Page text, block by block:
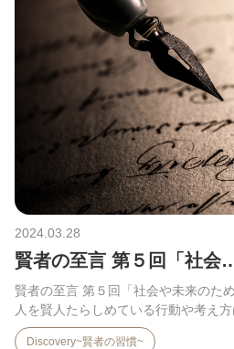
2024.03.28
賢者の至言 第５回「社会
賢者の至言 第５回「社会や未来のた
人を賢人たらしめている行動や考え
る…
Discovery~賢者の習慣~